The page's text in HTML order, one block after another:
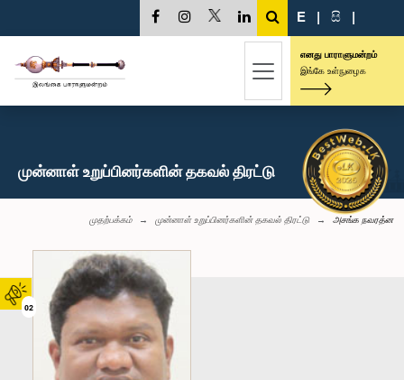
02
E | සි |
எனது பாராளுமன்றம்
இங்கே உள்நுழைக
முன்னாள் உறுப்பினர்களின் தகவல் திரட்டு
முதற்பக்கம் முன்னாள் உறுப்பினர்களின் தகவல் திரட்டு அசங்க நவரத்ன